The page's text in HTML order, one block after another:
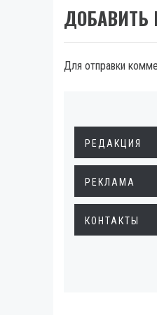
ДОБАВИТЬ
Для отправки
РЕДАКЦИЯ
РЕКЛАМА
КОНТАКТЫ